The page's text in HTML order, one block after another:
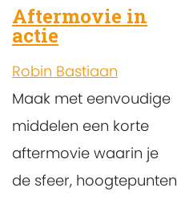
Aftermovie in
actie
Robin Bastiaan
Maak met eenvoudige
middelen een korte
aftermovie waarin je
de sfeer, hoogtepunten